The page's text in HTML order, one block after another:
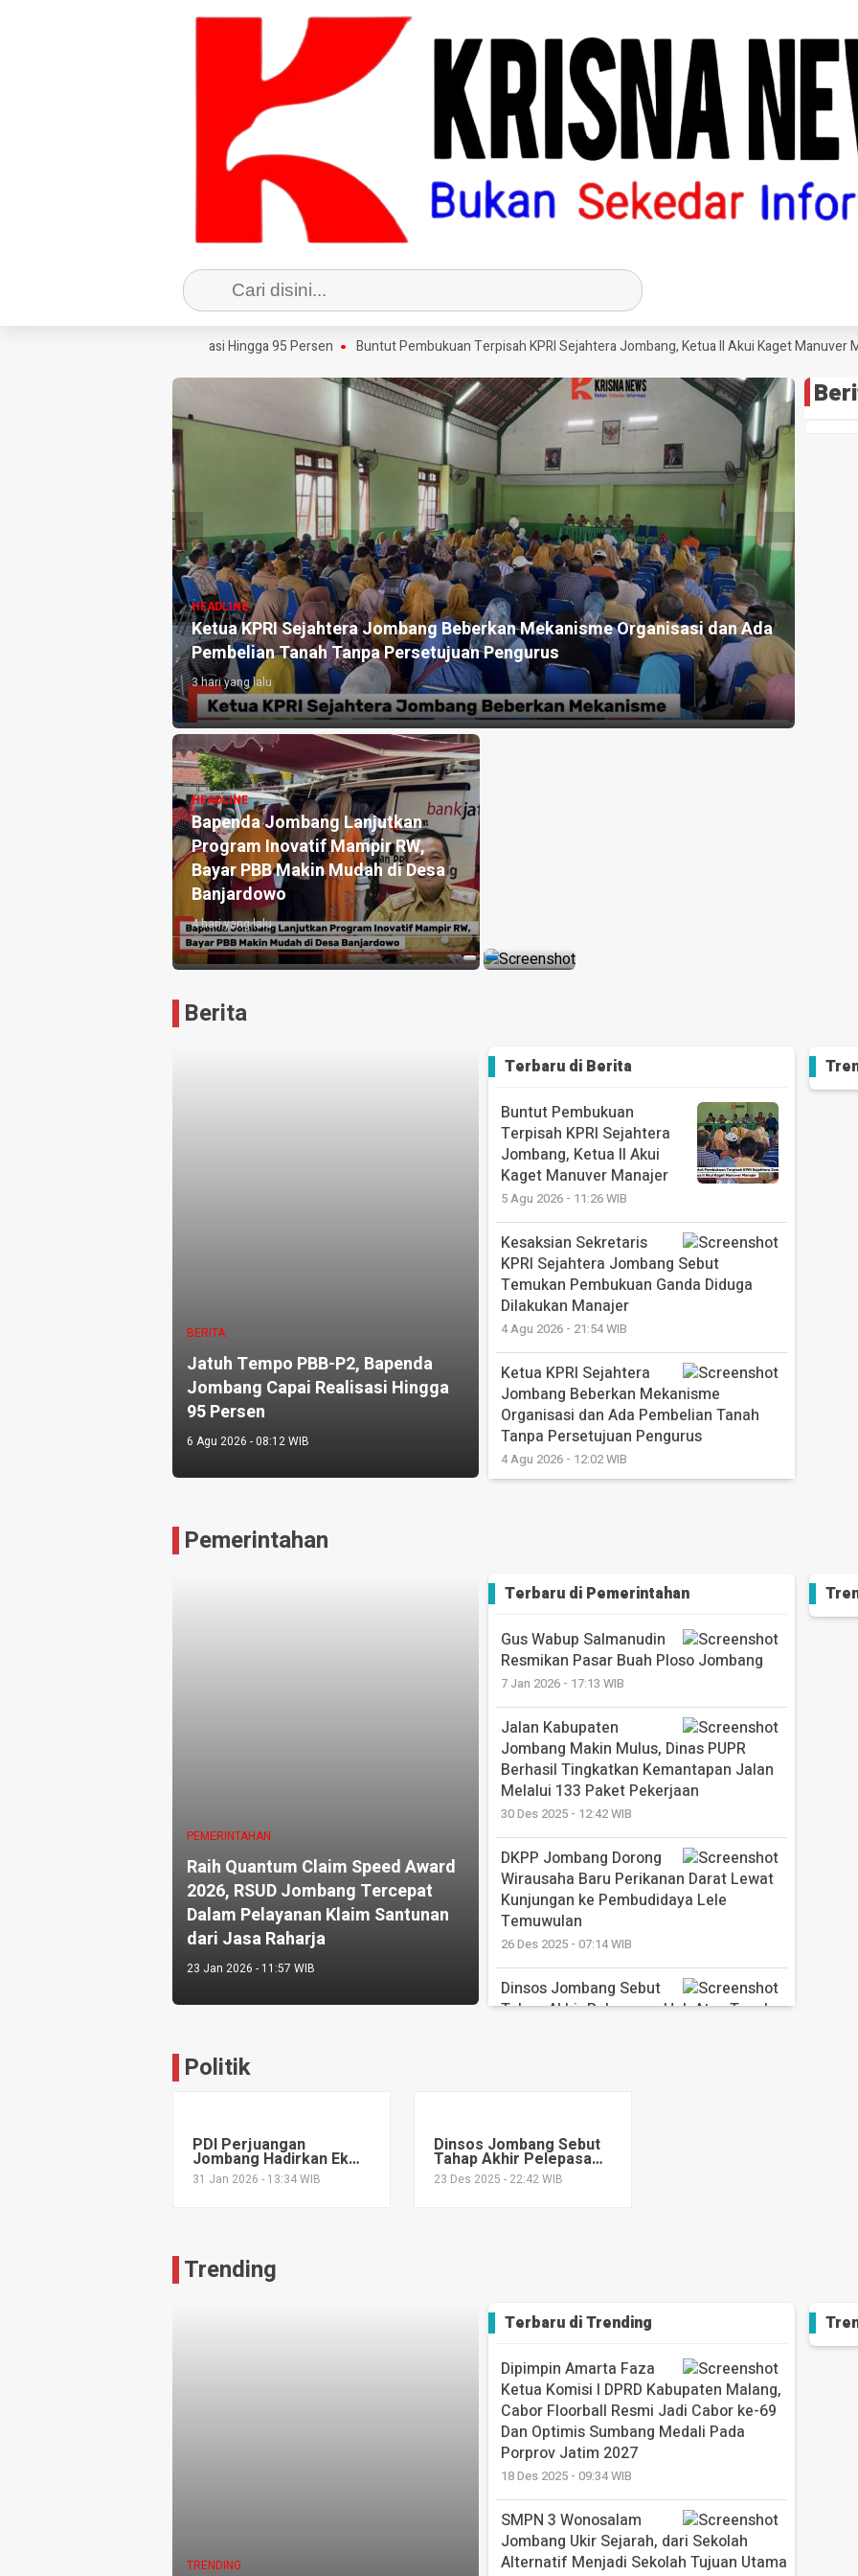
Jombang Capai Realisasi Hingga 95 Persen Buntut Pembukuan Terpisah KPRI Sejahtera Jombang, Ketua II Akui Kaget Manuver Manajer
HEADLINE
Ketua KPRI Sejahtera Jombang Beberkan Mekanisme Organisasi dan Ada
Pembelian Tanah Tanpa Persetujuan Pengurus
3 hari yang lalu
HEADLINE
Bapenda Jombang Lanjutkan
Program Inovatif Mampir RW,
Bayar PBB Makin Mudah di Desa
Banjardowo
4 hari yang lalu
HEADLINE
Bupati
Jombang
Warsubi
Resmikan
Gedung
Baru SRT
1,
Sekaligus
Berita
BERITA
Jatuh Tempo PBB-P2, Bapenda
Jombang Capai Realisasi Hingga
95 Persen
6 Agu 2026 - 08:12 WIB
Terbaru di Berita
Buntut Pembukuan
Terpisah KPRI Sejahtera
Jombang, Ketua II Akui
Kaget Manuver Manajer
5 Agu 2026 - 11:26 WIB
Kesaksian Sekretaris
KPRI Sejahtera Jombang Sebut
Temukan Pembukuan Ganda Diduga
Dilakukan Manajer
4 Agu 2026 - 21:54 WIB
Ketua KPRI Sejahtera
Jombang Beberkan Mekanisme
Organisasi dan Ada Pembelian Tanah
Tanpa Persetujuan Pengurus
4 Agu 2026 - 12:02 WIB
3 Agu 2026 - 13:40 WIB
Bupati Jombang
Warsubi Resmikan Gedung Baru SRT 1,
Sekaligus Buka MPLS Tahun Ajaran Baru
30 Jul 2026 - 17:51 WIB
Pemerintahan
PEMERINTAHAN
Raih Quantum Claim Speed Award
2026, RSUD Jombang Tercepat
Dalam Pelayanan Klaim Santunan
dari Jasa Raharja
23 Jan 2026 - 11:57 WIB
Terbaru di Pemerintahan
Gus Wabup Salmanudin
Resmikan Pasar Buah Ploso Jombang
7 Jan 2026 - 17:13 WIB
Jalan Kabupaten
Jombang Makin Mulus, Dinas PUPR
Berhasil Tingkatkan Kemantapan Jalan
Melalui 133 Paket Pekerjaan
30 Des 2025 - 12:42 WIB
DKPP Jombang Dorong
Wirausaha Baru Perikanan Darat Lewat
Kunjungan ke Pembudidaya Lele
Temuwulan
26 Des 2025 - 07:14 WIB
Dinsos Jombang Sebut
Tahap Akhir Pelepasan Hak Atas Tanah
Jombang Ukir Sejarah, dari Sekolah
Alternatif Menjadi Sekolah Tujuan Utama
15 Des 2025 - 17:10 WIB
Politik
PDI Perjuangan
Jombang Hadirkan Eks
Ketua Dewas KPK 2019-
2024, Bedah Masa
31 Jan 2026 - 13:34 WIB
Dinsos Jombang Sebut
Tahap Akhir Pelepasan
Hak Atas Tanah Tuntas,
Lahan Sekolah Rakyat
23 Des 2025 - 22:42 WIB
Trending
TRENDING
Terbaru diTrending
Dipimpin Amarta Faza
Ketua Komisi I DPRD Kabupaten Malang,
Cabor Floorball Resmi Jadi Cabor ke-69
Dan Optimis Sumbang Medali Pada
Porprov Jatim 2027
18 Des 2025 - 09:34 WIB
SMPN 3 Wonosalam
Jombang Ukir Sejarah, dari Sekolah
Alternatif Menjadi Sekolah Tujuan Utama